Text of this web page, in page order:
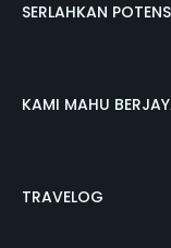
SERLAHKAN
KAMI MAHU
TRAVELOG